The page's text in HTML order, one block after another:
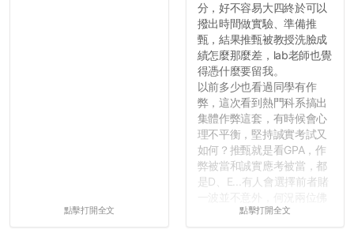
點擊打開全文
分，好不容易大四終於可以
撥出時間做實驗、準備推
甄，結果推甄被教授洗臉成
績怎麼那麼差，lab老師也覺
得憑什麼要留我。
以前多少也看過同學有作
弊，這次看到熱門科系搞出
集體作弊這套，有時候會心
理不平衡，堅持誠實考試又
如何？推甄就是看GPA，作
弊被當和誠實應考被當，都
是D、E...有人會選擇前者賭
一波並不意外，何況兩位佛
心教授看起來要輕輕放下
點擊打開全文